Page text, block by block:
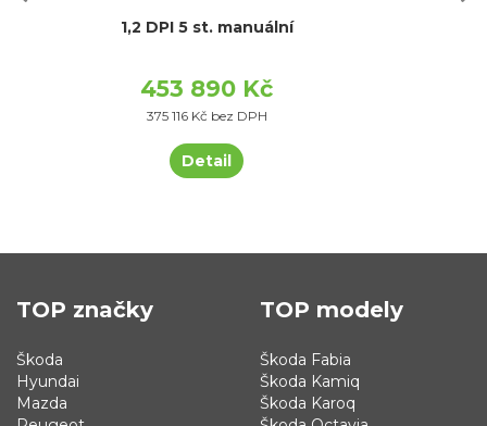
1,2 DPI 5 st. manuální
453 890 Kč
375 116 Kč bez DPH
Detail
TOP značky
Škoda
Hyundai
Mazda
TOP modely
Škoda Fabia
Škoda Kamiq
Škoda Karoq